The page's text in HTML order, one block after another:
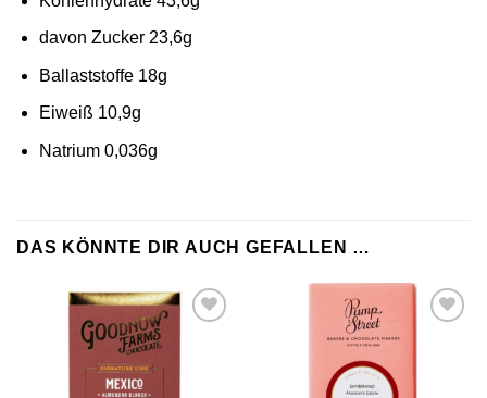
davon Zucker 23,6g
Ballaststoffe 18g
Eiweiß 10,9g
Natrium 0,036g
DAS KÖNNTE DIR AUCH GEFALLEN …
Wunschliste
hinzufügen